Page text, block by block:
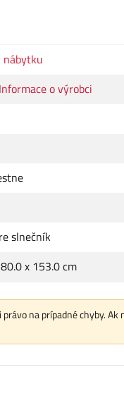
nábytku
Informace o výrobci
slnečník
x 153.0 cm
na prípadné chyby.